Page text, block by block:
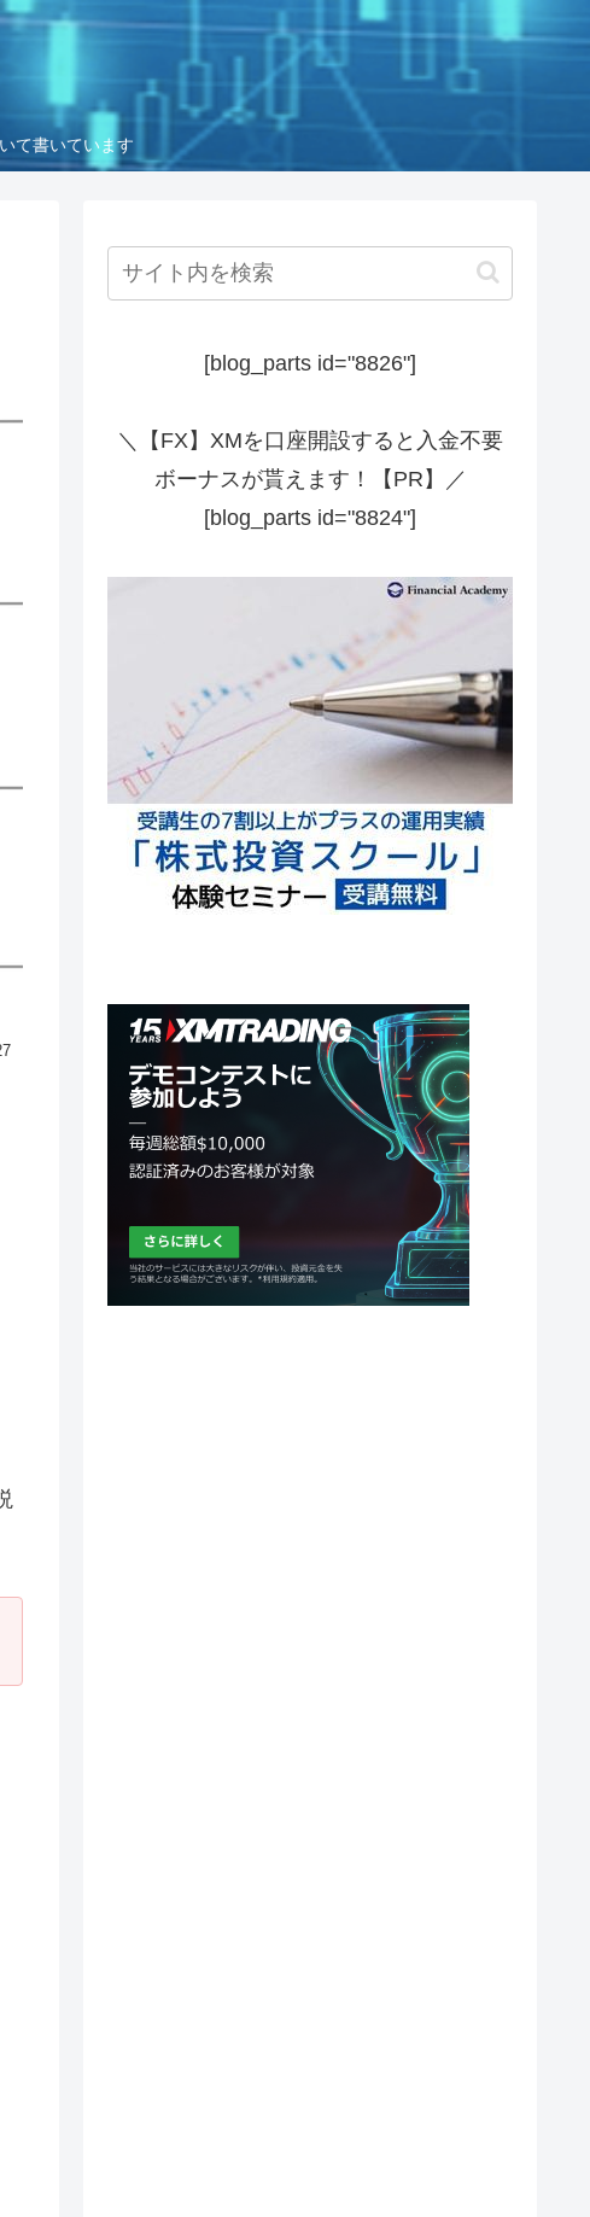
て書いています
[blog_parts id="8826"]
＼【FX】XMを口座開設すると入金不要
ボーナスが貰えます！【PR】／
[blog_parts id="8824"]